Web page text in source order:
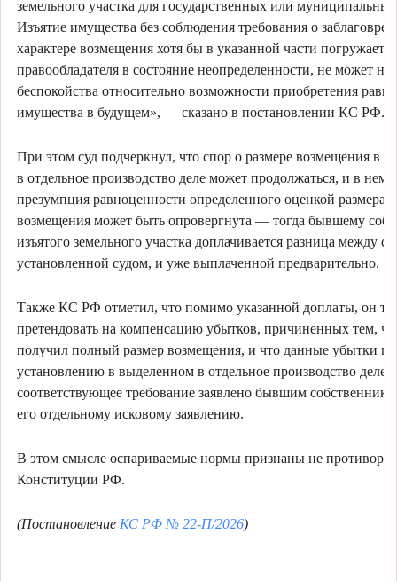
земельного участка для государственных или
Изъятие имущества без соблюдения требования о
характере возмещения хотя бы в указанной части погружает
правообладателя в состояние неопределенности, не может не
беспокойства относительно возможности приобретения
имущества в будущем», — сказано в постановлении КС РФ.
При этом суд подчеркнул, что спор о размере возмещения в
в отдельное производство деле может продолжаться, и в нем
презумпция равноценности определенного оценкой размера
возмещения может быть опровергнута — тогда бывшему
изъятого земельного участка доплачивается разница между
установленной судом, и уже выплаченной предварительно.
Также КС РФ отметил, что помимо указанной доплаты, он
претендовать на компенсацию убытков, причиненных тем,
получил полный размер возмещения, и что данные убытки
установлению в выделенном в отдельное производство деле,
соответствующее требование заявлено бывшим
его отдельному исковому заявлению.
В этом смысле оспариваемые нормы признаны не
Конституции РФ.
(Постановление КС РФ № 22-П/2026)